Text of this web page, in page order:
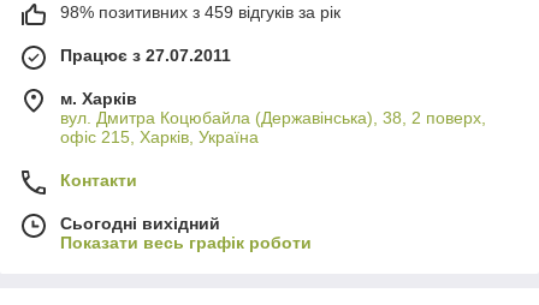
98% позитивних з 459 відгуків за рік
Працює з 27.07.2011
м. Харків
вул. Дмитра Коцюбайла (Державінська), 38, 2 поверх,
офіс 215, Харків, Україна
Контакти
Сьогодні вихідний
Показати весь графік роботи